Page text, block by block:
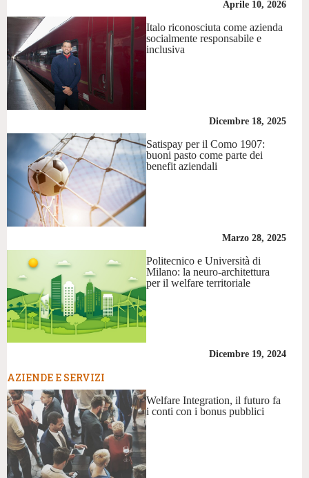
Aprile 10, 2026
Italo riconosciuta come azienda
socialmente responsabile e
inclusiva
Dicembre 18, 2025
Satispay per il Como 1907:
buoni pasto come parte dei
benefit aziendali
Marzo 28, 2025
Politecnico e Università di
Milano: la neuro-architettura
per il welfare territoriale
Dicembre 19, 2024
AZIENDE E SERVIZI
Welfare Integration, il futuro fa
i conti con i bonus pubblici